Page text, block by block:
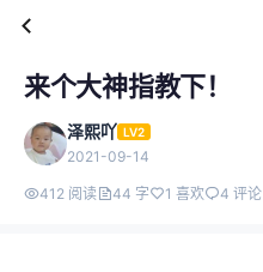
来个大神指教下！
泽熙吖 LV2
2021-09-14
412 阅读 44 字 1 喜欢 4 评论